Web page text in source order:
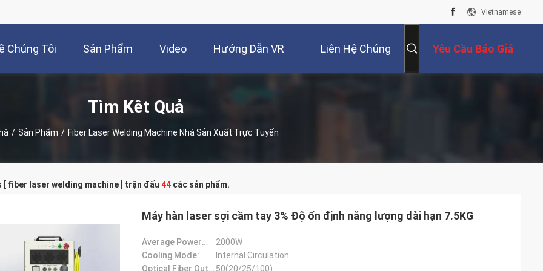
Vietnamese
Chúng Tôi Sản Phẩm Video Hướng Dẫn VR Liên Hệ Chúng Yêu Cầu Báo Giá
Tìm Kêt Quả
/ Sản Phẩm / Fiber Laser Welding Machine Nhà Sản Xuất Trực Tuyến
[ fiber laser welding machine ] trận đấu 44 các sản phẩm.
Máy hàn laser sợi cầm tay 3% Độ ổn định năng lượng dài hạn 7.5KG
Average Power（W）:
2000W
Cooling Mode:
Internal Circulation
Optical Fiber Output Core Diameter(um): 50(20/25/100)